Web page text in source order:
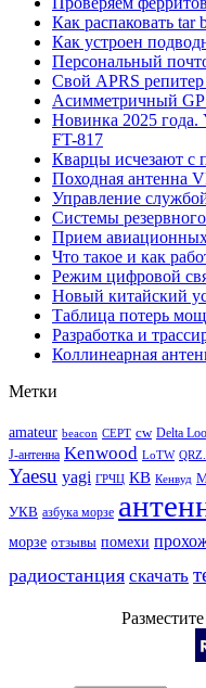
Как распаковать
Как устроен
Персональный
Свой APRS
Асимметричный GP
Новинка 2025 года.
FT-817
Кварцы исчезают с
Походная антенна
Управление
Системы
Прием
Что такое и как
Режим цифровой
Новый китайский
Таблица потерь
Разработка и
Коллинеарная
Метки
amateur beacon CEPT cw Delta
J-антенна Kenwood LoTW
Yaesu yagi ГРЧЦ КВ Кенвуд
УКВ азбука морзе
морзе отзывы помехи
радиостанция скачать